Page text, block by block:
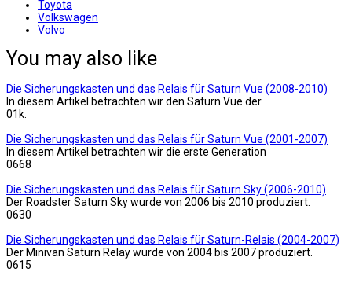
Toyota
Volkswagen
Volvo
You may also like
Die Sicherungskasten und das Relais für Saturn Vue (2008-2010)
In diesem Artikel betrachten wir den Saturn Vue der
01k.
Die Sicherungskasten und das Relais für Saturn Vue (2001-2007)
In diesem Artikel betrachten wir die erste Generation
0668
Die Sicherungskasten und das Relais für Saturn Sky (2006-2010)
Der Roadster Saturn Sky wurde von 2006 bis 2010 produziert.
0630
Die Sicherungskasten und das Relais für Saturn-Relais (2004-2007)
Der Minivan Saturn Relay wurde von 2004 bis 2007 produziert.
0615